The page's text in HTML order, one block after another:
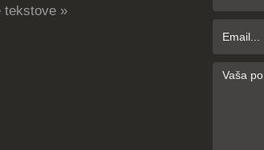
tekstove »